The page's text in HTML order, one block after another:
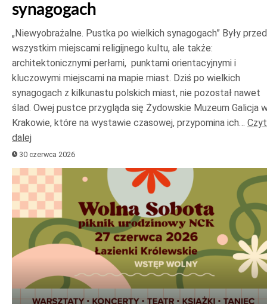
synagogach
„Niewyobrażalne. Pustka po wielkich synagogach” Były
wszystkim miejscami religijnego kultu, ale także:
architektonicznymi perłami, punktami orientacyjnymi i
kluczowymi miejscami na mapie miast. Dziś po wielkich
synagogach z kilkunastu polskich miast, nie pozostał nawet
ślad. Owej pustce przygląda się Żydowskie Muzeum Galicja
Krakowie, które na wystawie czasowej, przypomina ich…
dalej
30 czerwca 2026
Odtwarzacz
plików
dźwiękowych